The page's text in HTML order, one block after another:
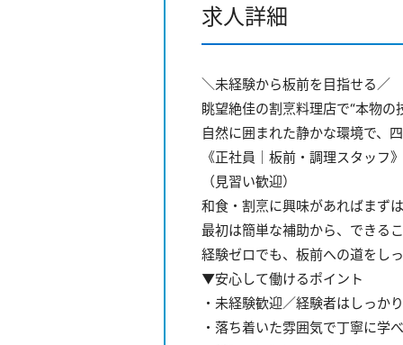
求人詳細
＼未経験から板前を目指せる／
眺望絶佳の割烹料理店で“本物の
自然に囲まれた静かな環境で、
《正社員｜板前・調理スタッフ》
（見習い歓迎）
和食・割烹に興味があればまず
最初は簡単な補助から、できる
経験ゼロでも、板前への道をし
▼安心して働けるポイント
・未経験歓迎／経験者はしっか
・落ち着いた雰囲気で丁寧に学